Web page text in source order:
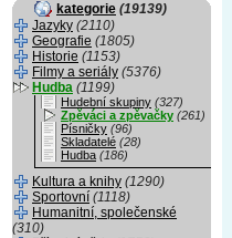
kategorie (19139)
Jazyky (2110)
Geografie (1805)
Historie (1153)
Filmy a seriály (5376)
Hudba (1199)
Hudební skupiny (327)
Zpěváci a zpěvačky (261)
Písničky (96)
Skladatelé (28)
Hudba (186)
Kultura a knihy (1290)
Sportovní (1118)
Humanitní, společenské
(310)